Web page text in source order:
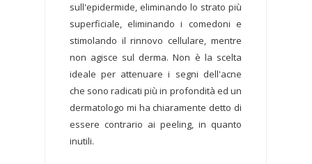
sull'epidermide, eliminando lo strato più
superficiale, eliminando i comedoni e
stimolando il rinnovo cellulare, mentre
non agisce sul derma. Non è la scelta
ideale per attenuare i segni dell'acne
che sono radicati più in profondità ed un
dermatologo mi ha chiaramente detto di
essere contrario ai peeling, in quanto
inutili.